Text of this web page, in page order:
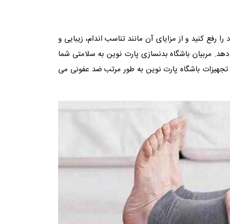
رفع کنید و از مزایای آن مانند تناسب اندام، زیبایی و
مربیان باشگاه بدنسازی پارت نوین به سلامتی شما
تجهیزات باشگاه پارت نوین به طور مرتب ضد عفونی می